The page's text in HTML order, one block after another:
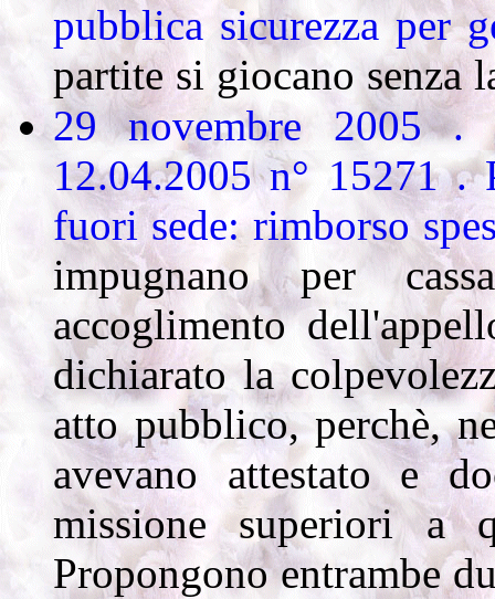
pubblica sicurezza per
partite si giocano senza
29 novembre 2005 .
12.04.2005 n° 15271 .
fuori sede: rimborso
impugnano per
accoglimento
dichiarato la
atto pubblico, perchè,
avevano attestato e
missione superiori a
Propongono entrambe